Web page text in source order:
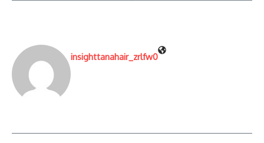
insighttanahair_zrlfw0